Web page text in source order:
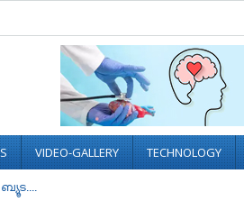
VIDEO-GALLERY TECHNOLOGY